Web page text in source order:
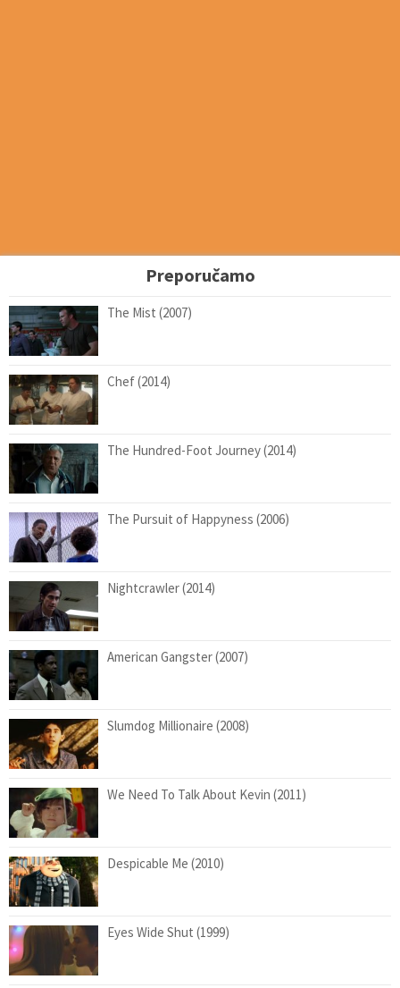
Preporučamo
The Mist (2007)
Chef (2014)
The Hundred-Foot Journey (2014)
The Pursuit of Happyness (2006)
Nightcrawler (2014)
American Gangster (2007)
Slumdog Millionaire (2008)
We Need To Talk About Kevin (2011)
Despicable Me (2010)
Eyes Wide Shut (1999)